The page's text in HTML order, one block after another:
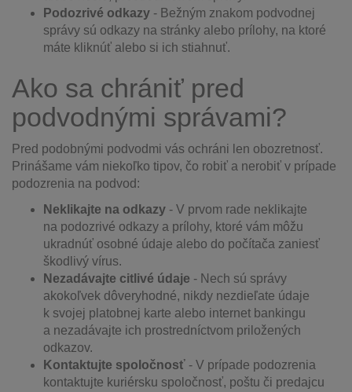
Podozrivé odkazy - Bežným znakom podvodnej
správy sú odkazy na stránky alebo prílohy, na ktoré
máte kliknúť alebo si ich stiahnuť.
Ako sa chrániť pred
podvodnými správami?
Pred podobnými podvodmi vás ochráni len obozretnosť.
Prinášame vám niekoľko tipov, čo robiť a nerobiť v prípade
podozrenia na podvod:
Neklikajte na odkazy - V prvom rade neklikajte
na podozrivé odkazy a prílohy, ktoré vám môžu
ukradnúť osobné údaje alebo do počítača zaniesť
škodlivý vírus.
Nezadávajte citlivé údaje - Nech sú správy
akokoľvek dôveryhodné, nikdy nezdieľate údaje
k svojej platobnej karte alebo internet bankingu
a nezadávajte ich prostredníctvom priložených
odkazov.
Kontaktujte spoločnosť - V prípade podozrenia
kontaktujte kuriérsku spoločnosť, poštu či predajcu